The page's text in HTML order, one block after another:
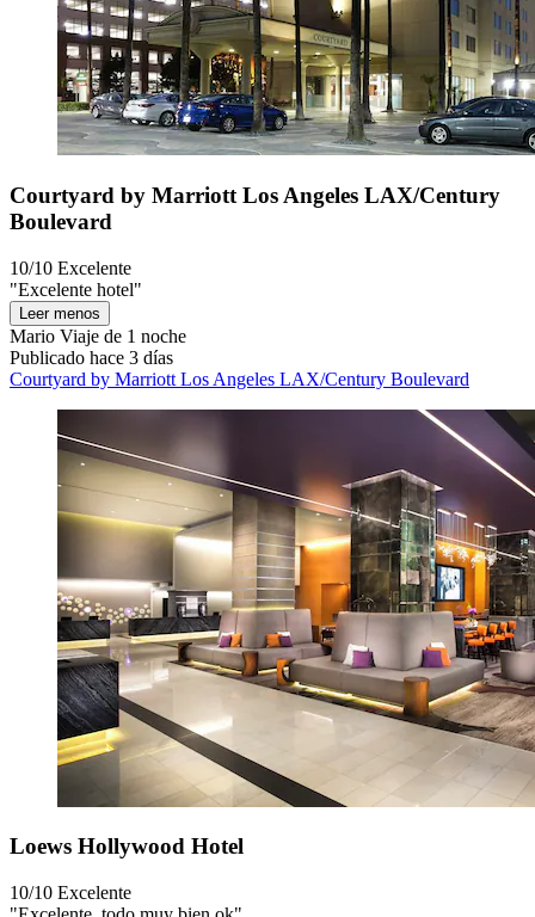
Courtyard by Marriott Los Angeles LAX/Century
Boulevard
10/10 Excelente
"Excelente hotel"
Leer menos
Mario Viaje de 1 noche
Publicado hace 3 días
Courtyard by Marriott Los Angeles LAX/Century Boulevard
Loews Hollywood Hotel
10/10 Excelente